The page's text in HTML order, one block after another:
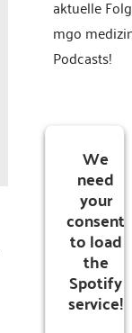
aktuelle
mgo
Podcasts!
We
need
your
consent
to load
the
Spotify
service!